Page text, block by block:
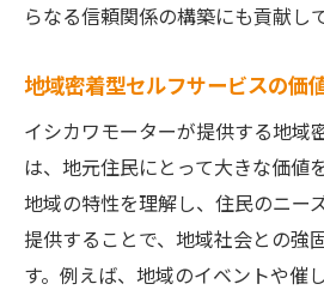
らなる信頼関係の構築にも貢献し
地域密着型セルフサービスの価
イシカワモーターが提供する地域
は、地元住民にとって大きな価値
地域の特性を理解し、住民のニー
提供することで、地域社会との強
す。例えば、地域のイベントや催